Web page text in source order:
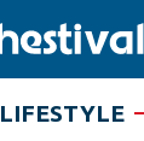
LIFESTYLE